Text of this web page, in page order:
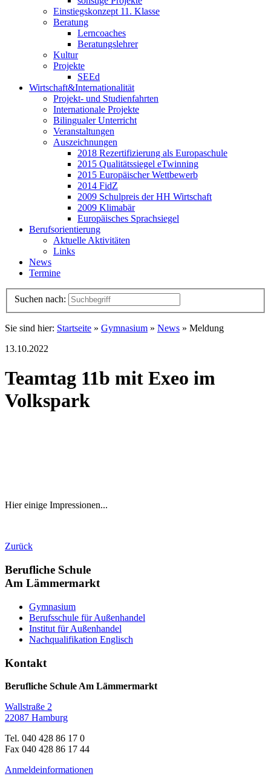
Einstiegskonzept 11. Klasse
Beratung
Lerncoaches
Beratungslehrer
Kultur
Projekte
SEEd
Wirtschaft&Internationalität
Projekt- und Studienfahrten
Internationale Projekte
Bilingualer Unterricht
Veranstaltungen
Auszeichnungen
2018 Rezertifizierung als Europaschule
2015 Qualitätssiegel eTwinning
2015 Europäischer Wettbewerb
2014 FidZ
2009 Schulpreis der HH Wirtschaft
2009 Klimabär
Europäisches Sprachsiegel
Berufsorientierung
Aktuelle Aktivitäten
Links
News
Termine
Suchen nach:
Sie sind hier: Startseite » Gymnasium » News » Meldung
13.10.2022
Teamtag 11b mit Exeo im
Volkspark
Hier einige Impressionen...
Zurück
Berufliche Schule
Am Lämmermarkt
Gymnasium
Berufsschule für Außenhandel
Institut für Außenhandel
Nachqualifikation Englisch
Kontakt
Berufliche Schule Am Lämmermarkt
Wallstraße 2
22087 Hamburg
Tel. 040 428 86 17 0
Fax 040 428 86 17 44
Anmeldeinformationen